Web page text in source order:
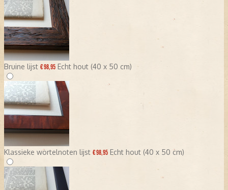
Bruine lijst € 98,95 Echt hout (40 x 50 cm)
Klassieke wortelnoten lijst € 98,95 Echt hout (40 x 50 cm)